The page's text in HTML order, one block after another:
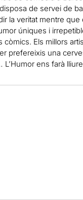
de servei de
la veritat mentre
úniques i
Els millors
prefereixis una
ens farà